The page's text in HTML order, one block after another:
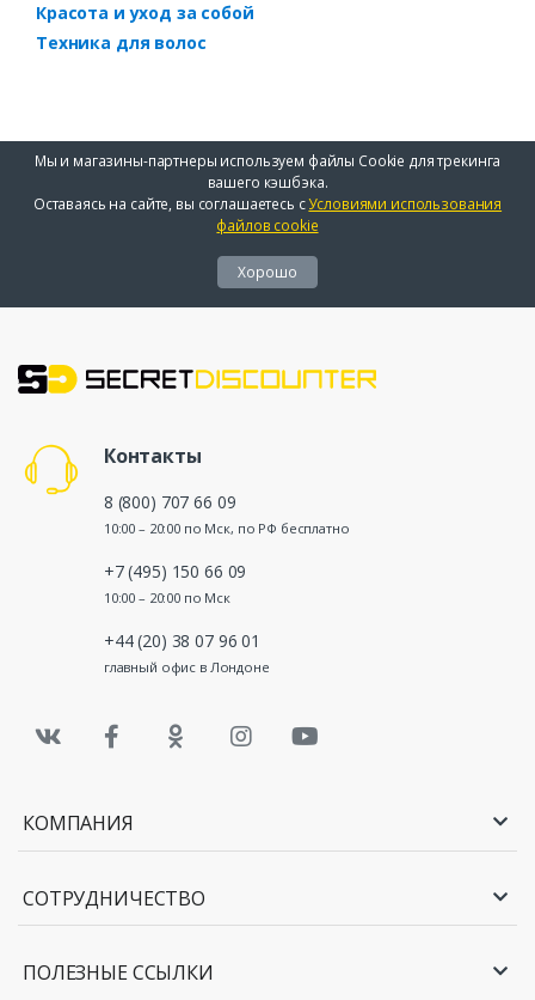
Красота и уход за собой
Техника для волос
Мы и магазины-партнеры используем файлы Cookie для трекинга
вашего кэшбэка.
Оставаясь на сайте, вы соглашаетесь сУсловиями использования
файлов cookie
Хорошо
Контакты
8 (800) 707 66 09
10:00 – 20:00 по Мск, по РФ бесплатно
+7 (495) 150 66 09
10:00 – 20:00 по Мск
+44 (20) 38 07 96 01
главный офис в Лондоне
КОМПАНИЯ
СОТРУДНИЧЕСТВО
ПОЛЕЗНЫЕ ССЫЛКИ